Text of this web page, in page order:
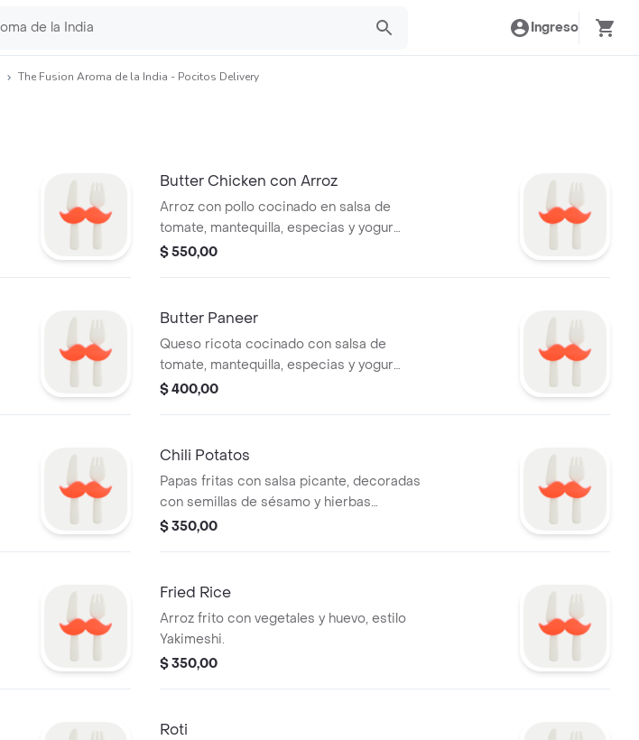
Ingreso
The Fusion Aroma de la India - Pocitos Delivery
Butter Chicken con Arroz
Arroz con pollo cocinado en salsa de
tomate, mantequilla, especias y yogur
natural.
$ 550,00
Butter Paneer
Queso ricota cocinado con salsa de
tomate, mantequilla, especias y yogur
natural, sin arroz.
$ 400,00
Chili Potatos
Papas fritas con salsa picante, decoradas
con semillas de sésamo y hierbas
frescas.
$ 350,00
Fried Rice
Arroz frito con vegetales y huevo, estilo
Yakimeshi.
$ 350,00
Roti